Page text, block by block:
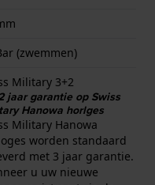
(zwemmen)
Military 3+2
jaar garantie op Swiss
Hanowa horlges
Military Hanowa
worden standaard
met 3 jaar garantie.
u uw nieuwe